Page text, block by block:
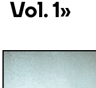
Vol. 1»